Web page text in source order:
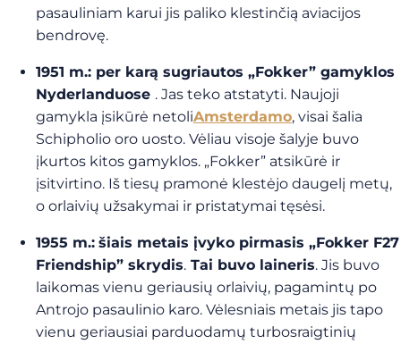
pasauliniam karui jis paliko klestinčią aviacijos
bendrovę.
1951 m.: per karą sugriautos „Fokker” gamyklos
Nyderlanduose . Jas teko atstatyti. Naujoji
gamykla įsikūrė netoliAmsterdamo, visai šalia
Schipholio oro uosto. Vėliau visoje šalyje buvo
įkurtos kitos gamyklos. „Fokker” atsikūrė ir
įsitvirtino. Iš tiesų pramonė klestėjo daugelį metų,
o orlaivių užsakymai ir pristatymai tęsėsi.
1955 m.: šiais metais įvyko pirmasis „Fokker F27
Friendship” skrydis. Tai buvo laineris. Jis buvo
laikomas vienu geriausių orlaivių, pagamintų po
Antrojo pasaulinio karo. Vėlesniais metais jis tapo
vienu geriausiai parduodamų turbosraigtinių